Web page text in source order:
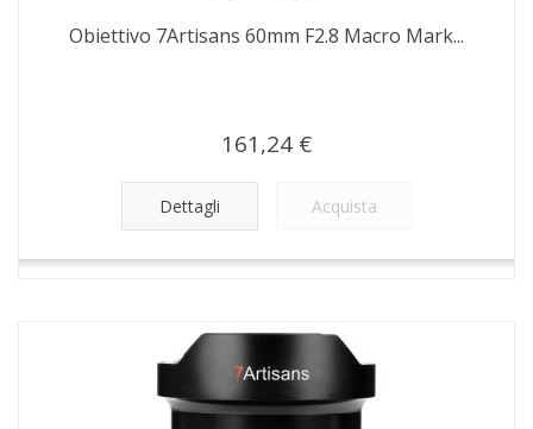
Obiettivo 7Artisans 60mm F2.8 Macro Mark...
161,24 €
Dettagli Acquista